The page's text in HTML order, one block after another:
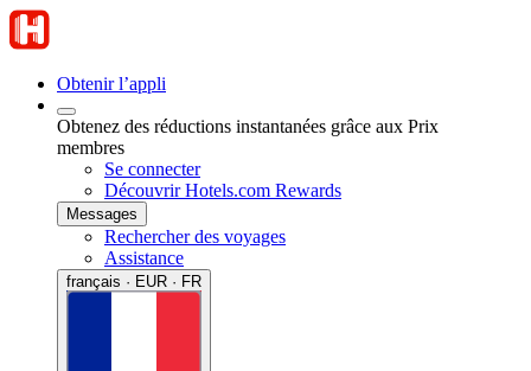
Obtenir l’appli
Obtenez des réductions instantanées grâce aux Prix
membres
Se connecter
Découvrir Hotels.com Rewards
Messages
Rechercher des voyages
Assistance
français · EUR · FR